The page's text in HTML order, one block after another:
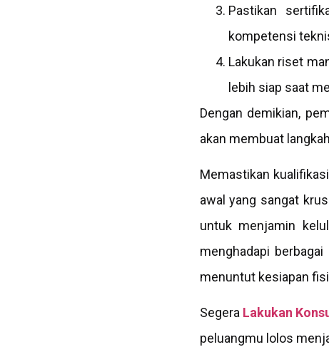
Pastikan
kompetensi
Lakukan riset
lebih siap saat
Dengan demikian,
akan membuat
Memastikan
awal yang sangat
untuk menjamin
menghadapi
menuntut kesiapan
Segera Lakukan
peluangmu lolos